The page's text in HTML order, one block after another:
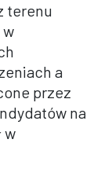
terenu
a
przez
na
w